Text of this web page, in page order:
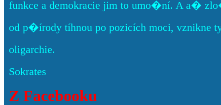
funkce a demokracie jim to umo�ní. A a�
od p�írody tíhnou po pozicích moci, vznikne
oligarchie.
Sokrates
Z Facebooku